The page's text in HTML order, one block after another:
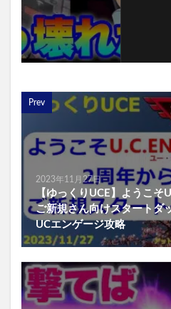
Prev
2023年11月27日
【ゆっくりUCE】ようこ
ご新規さん向けスタートダ
UCエンゲージ攻略